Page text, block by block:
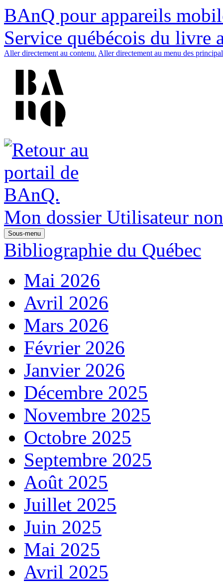
BAnQ pour appareils
Service québécois du livre
Aller directement au contenu. Aller directement au menu des
Mon dossier Utilisateur
Sous-menu
Bibliographie du Québec
Mai 2026
Avril 2026
Mars 2026
Février 2026
Janvier 2026
Décembre 2025
Novembre 2025
Octobre 2025
Septembre 2025
Août 2025
Juillet 2025
Juin 2025
Mai 2025
Avril 2025